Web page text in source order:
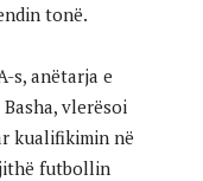
tonë.
s, anëtarja e
vlerësoi
kualifikimin në
futbollin